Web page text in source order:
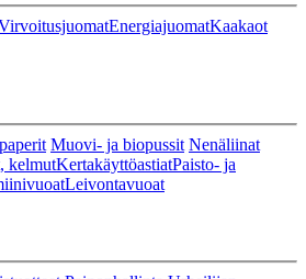
EnergiajuomatKaakaot
Muovi- ja biopussit Nenäliinat
kelmutKertakäyttöastiatPaisto- ja
Leivontavuoat